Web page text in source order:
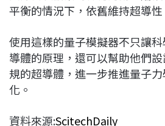
平衡的情況下，依舊維持超導性
使用這樣的量子模擬器不只讓
導體的原理，還可以幫助他們
規的超導體，進一步推進量子
化。
資料來源:ScitechDaily